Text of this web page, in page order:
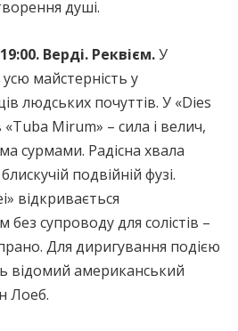
душі.
Верді. Реквієм.У
майстерність у
людських почуттів. У «Dies
Mirum» – сила і велич,
сурмами. Радісна хвала
подвійній фузі.
відкривається
супроводу для солістів –
Для диригування подією
відомий американський
Лоеб.